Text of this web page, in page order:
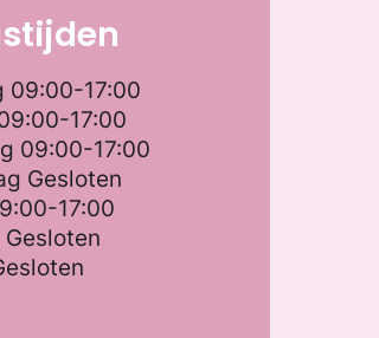
09:00-17:00
17:00
09:00-17:00
Gesloten
17:00
Gesloten